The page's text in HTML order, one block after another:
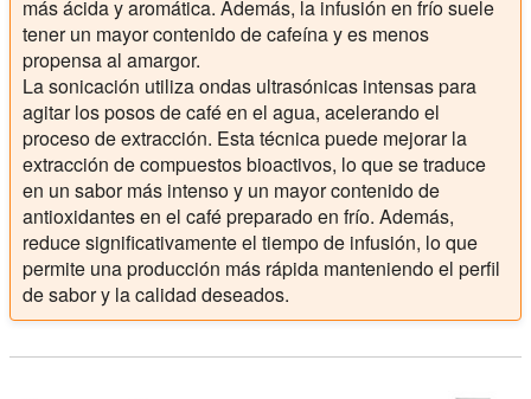
más ácida y aromática. Además, la infusión en frío suele
tener un mayor contenido de cafeína y es menos
propensa al amargor.
La sonicación utiliza ondas ultrasónicas intensas para
agitar los posos de café en el agua, acelerando el
proceso de extracción. Esta técnica puede mejorar la
extracción de compuestos bioactivos, lo que se traduce
en un sabor más intenso y un mayor contenido de
antioxidantes en el café preparado en frío. Además,
reduce significativamente el tiempo de infusión, lo que
permite una producción más rápida manteniendo el perfil
de sabor y la calidad deseados.